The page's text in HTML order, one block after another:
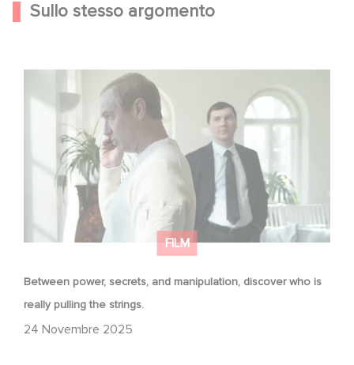
Sullo stesso argomento
FILM
Between power, secrets, and manipulation, discover who is
really pulling the strings.
24 Novembre 2025
Between power, secrets, and manipulation, discover
who is really pulling the strings.